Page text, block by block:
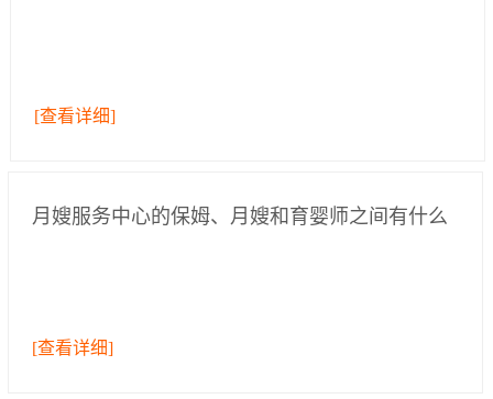
[查看详细]
月嫂服务中心的保姆、月嫂和育婴师之间有什么
[查看详细]